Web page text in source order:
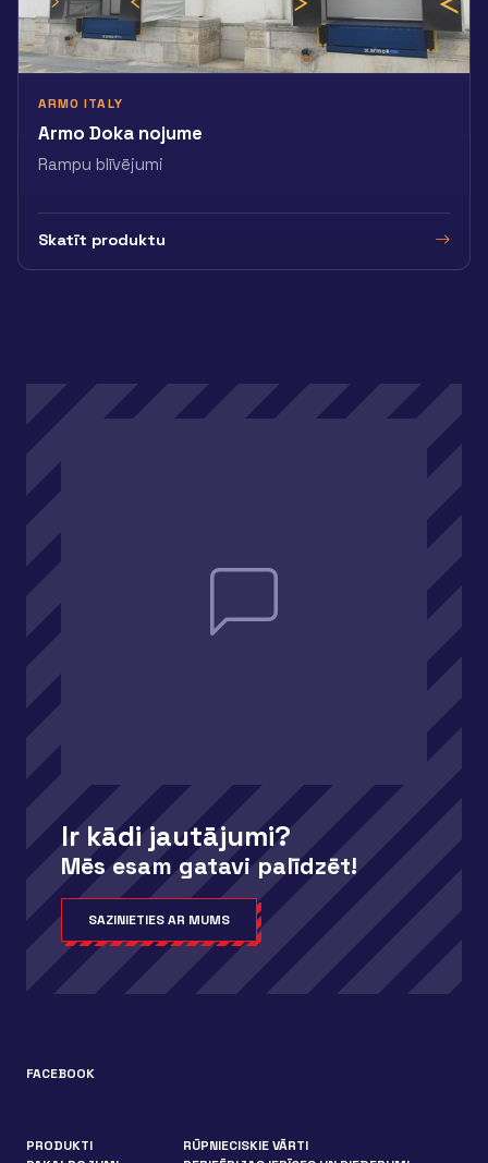
ARMO ITALY
Armo Doka nojume
Rampu blīvējumi
Skatīt produktu
Ir kādi jautājumi?
Mēs esam gatavi palīdzēt!
SAZINIETIES AR MUMS
FACEBOOK
PRODUKTI
RŪPNIECISKIE VĀRTI